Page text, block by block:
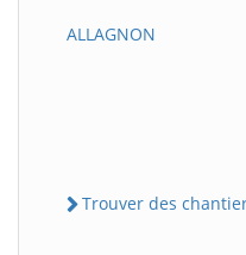
ALLAGNON
Trouver des